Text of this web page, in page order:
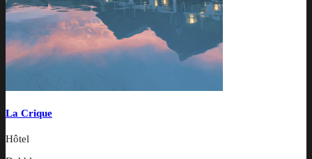
La Crique
Hôtel